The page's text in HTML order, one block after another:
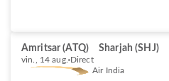
Amritsar (ATQ) Sharjah (SHJ)
vin., 14 aug. Direct
Air India